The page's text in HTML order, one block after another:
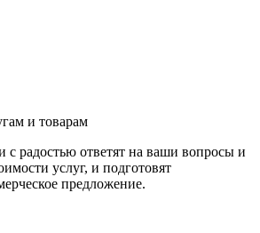
и товарам
радостью ответят на ваши вопросы и
услуг, и подготовят
предложение.